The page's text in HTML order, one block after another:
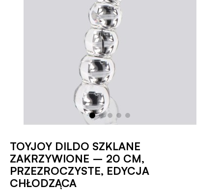
TOYJOY DILDO SZKLANE
ZAKRZYWIONE – 20 CM,
PRZEZROCZYSTE, EDYCJA
CHŁODZĄCA